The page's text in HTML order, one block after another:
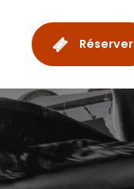
Réserver